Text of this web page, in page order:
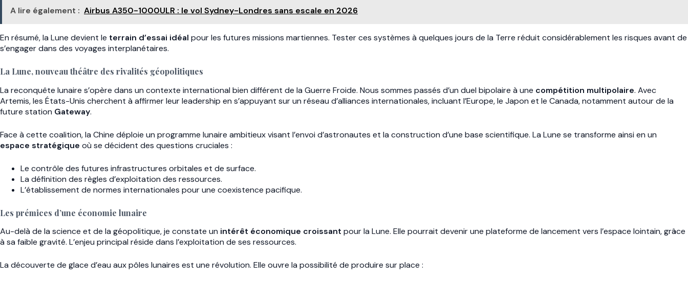
A lire également : Airbus A350-1000ULR : le vol Sydney-Londres sans escale en 2026
En résumé, la Lune devient le terrain d’essai idéal pour les futures missions martiennes. Tester ces systèmes à quelques jours de la Terre réduit considérablement les risques avant de
s’engager dans des voyages interplanétaires.
La Lune, nouveau théâtre des rivalités géopolitiques
La reconquête lunaire s’opère dans un contexte international bien différent de la Guerre Froide. Nous sommes passés d’un duel bipolaire à une compétition multipolaire. Avec
Artemis, les États-Unis cherchent à affirmer leur leadership en s’appuyant sur un réseau d’alliances internationales, incluant l’Europe, le Japon et le Canada, notamment autour de la
future station Gateway.
Face à cette coalition, la Chine déploie un programme lunaire ambitieux visant l’envoi d’astronautes et la construction d’une base scientifique. La Lune se transforme ainsi en un
espace stratégique où se décident des questions cruciales :
Le contrôle des futures infrastructures orbitales et de surface.
La définition des règles d’exploitation des ressources.
L’établissement de normes internationales pour une coexistence pacifique.
Les prémices d’une économie lunaire
Au-delà de la science et de la géopolitique, je constate un intérêt économique croissant pour la Lune. Elle pourrait devenir une plateforme de lancement vers l’espace lointain, grâce
à sa faible gravité. L’enjeu principal réside dans l’exploitation de ses ressources.
La découverte de glace d’eau aux pôles lunaires est une révolution. Elle ouvre la possibilité de produire sur place :